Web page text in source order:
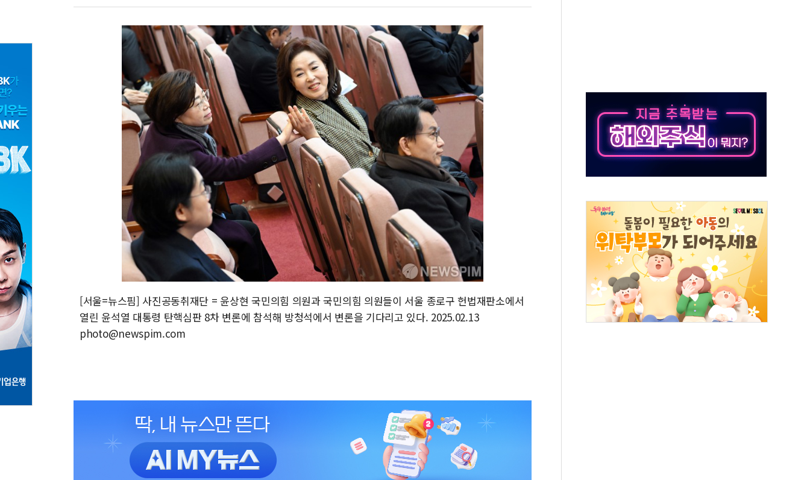
'월가의 황제' 다이먼 "금융시장 레버리지 위험수위…숨은 차입이 더 큰 변수"
양주 섬유염색공장서 화재 1명 중상…대응 1단계 진압 중
김정관 산업부 장관 "주 52시간 손봐야, 경쟁상대 中과 비교해야"
해군 1함대 창설 80주년…지역과 함께하는 '선봉'의 대민 봉사
[3보] 북, 원산서 동해로 단거리 탄도미사일 1발 발사… 올해 10번째·42일 만 도발
우크라 드론 전술, 중남미 콜롬비아에 새 안보 위기… 반군·마약카르텔이 습득해 전투 활용
동해해경, 독도 해상서 부유물 감긴 어선 구조
주한미군 "오산기지 누출, 백린 아닌 무해한 표면 부식 물질"
구미 폐염산처리업체서 불 2시간30여분만에 진화...외국인 노동자 숨져
해군과 함께하는 '불금전파, 송정' 시즌2
[서울=뉴스핌] 사진공동취재단 = 윤상현 국민의힘 의원과 국민의힘 의원들이 서울 종로구 헌법재판소에서
열린 윤석열 대통령 탄핵심판 8차 변론에 참석해 방청석에서 변론을 기다리고 있다. 2025.02.13
photo@newspim.com